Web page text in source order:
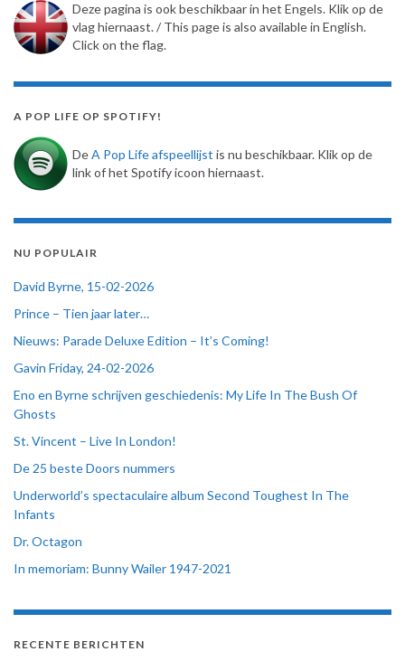
Deze pagina is ook beschikbaar in het Engels. Klik op de
vlag hiernaast. / This page is also available in English.
Click on the flag.
A POP LIFE OP SPOTIFY!
DeA Pop Life afspeellijst is nu beschikbaar. Klik op de
link of het Spotify icoon hiernaast.
NU POPULAIR
David Byrne, 15-02-2026
Prince – Tien jaar later…
Nieuws: Parade Deluxe Edition – It’s Coming!
Gavin Friday, 24-02-2026
Eno en Byrne schrijven geschiedenis: My Life In The Bush Of
Ghosts
St. Vincent – Live In London!
De 25 beste Doors nummers
Underworld’s spectaculaire album Second Toughest In The
Infants
Dr. Octagon
In memoriam: Bunny Wailer 1947-2021
RECENTE BERICHTEN